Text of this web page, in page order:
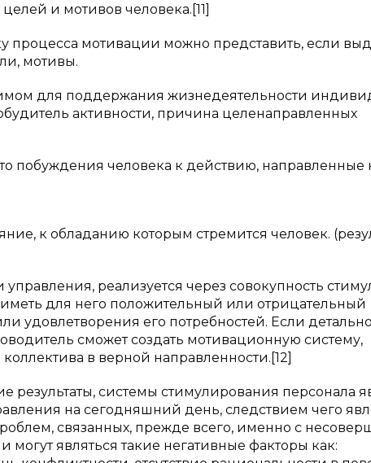
и мотивов человека.[11]
процесса мотивации можно представить, если
мотивы.
для поддержания жизнедеятельности
активности, причина целенаправленных
побуждения человека к действию, направленные
к обладанию которым стремится человек.
реализуется через совокупность
для него положительный или отрицательный
удовлетворения его потребностей. Если детально
сможет создать мотивационную систему,
в верной направленности.[12]
системы стимулирования персонала
на сегодняшний день, следствием чего
связанных, прежде всего, именно с
являться такие негативные факторы как: